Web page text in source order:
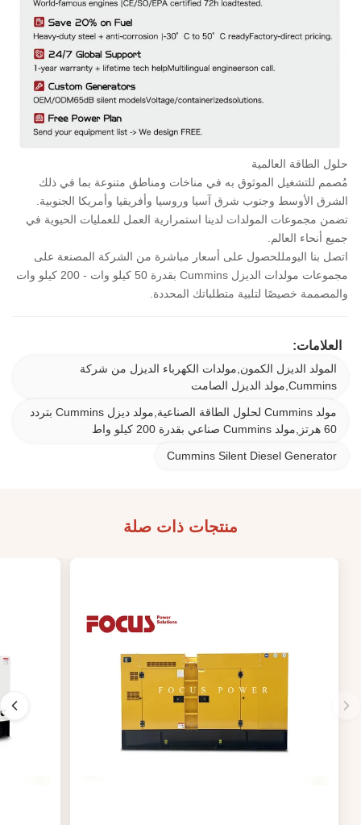
حلول الطاقة العالمية
مُصمم للتشغيل الموثوق به في مناخات ومناطق متنوعة بما في ذلك
الشرق الأوسط وجنوب شرق آسيا وروسيا وأفريقيا وأمريكا الجنوبية.
تضمن مجموعات المولدات لدينا استمرارية العمل للعمليات الحيوية في
جميع أنحاء العالم.
اتصل بنا اليومللحصول على أسعار مباشرة من الشركة المصنعة على
مجموعات مولدات الديزل Cummins بقدرة 50 كيلو وات - 200 كيلو وات
والمصممة خصيصًا لتلبية متطلباتك المحددة.
العلامات:
المولد الديزل الكمون,مولدات الكهرباء الديزل من شركة
Cummins,مولد الديزل الصامت
مولد Cummins لحلول الطاقة الصناعية,مولد ديزل Cummins بتردد
60 هرتز,مولد Cummins صناعي بقدرة 200 كيلو واط
Cummins Silent Diesel Generator
منتجات ذات صلة